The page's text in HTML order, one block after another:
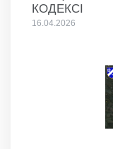
КОДЕКСІ
16.04.2026